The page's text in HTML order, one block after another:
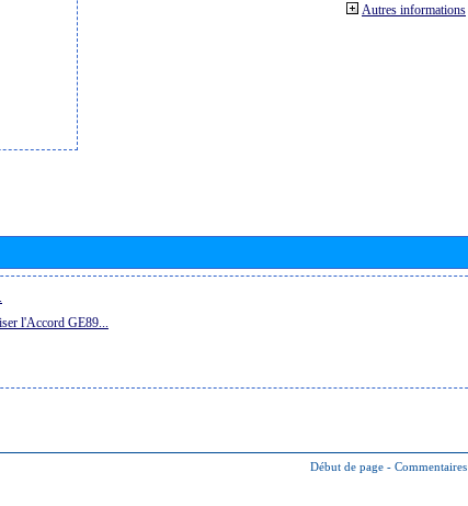
Autres informations
l'Accord GE89...
Début de page - Commentaires